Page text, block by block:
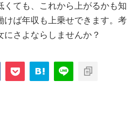
くても、これから上がるかも知
けば年収も上乗せできます。考
にさよならしませんか？